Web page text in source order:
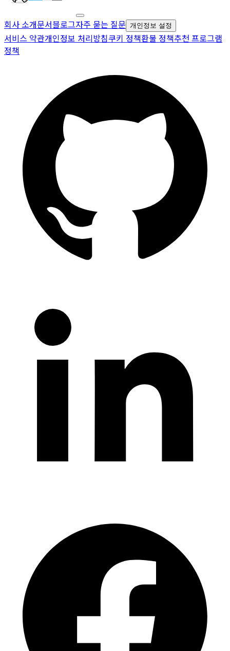
회사 소개문서블로그자주 묻는 질문 개인정보 설정
서비스 약관개인정보 처리방침쿠키 정책환불 정책추천 프로그램
정책